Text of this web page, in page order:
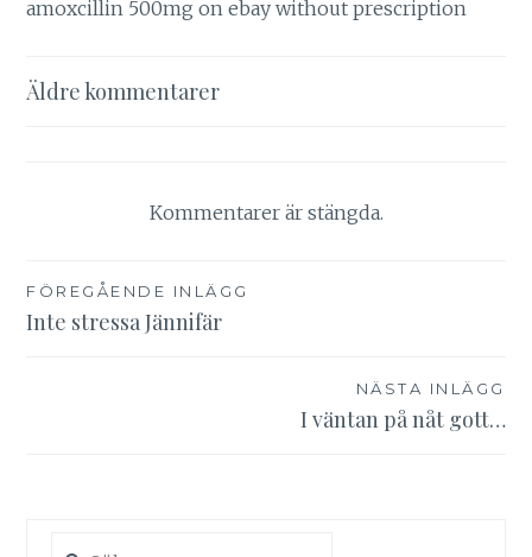
amoxcillin 500mg on ebay without prescription
Kommentarsnavigering
Äldre kommentarer
Kommentarer är stängda.
Inläggsnavigering
FÖREGÅENDE INLÄGG
Inte stressa Jännifär
NÄSTA INLÄGG
I väntan på nåt gott…